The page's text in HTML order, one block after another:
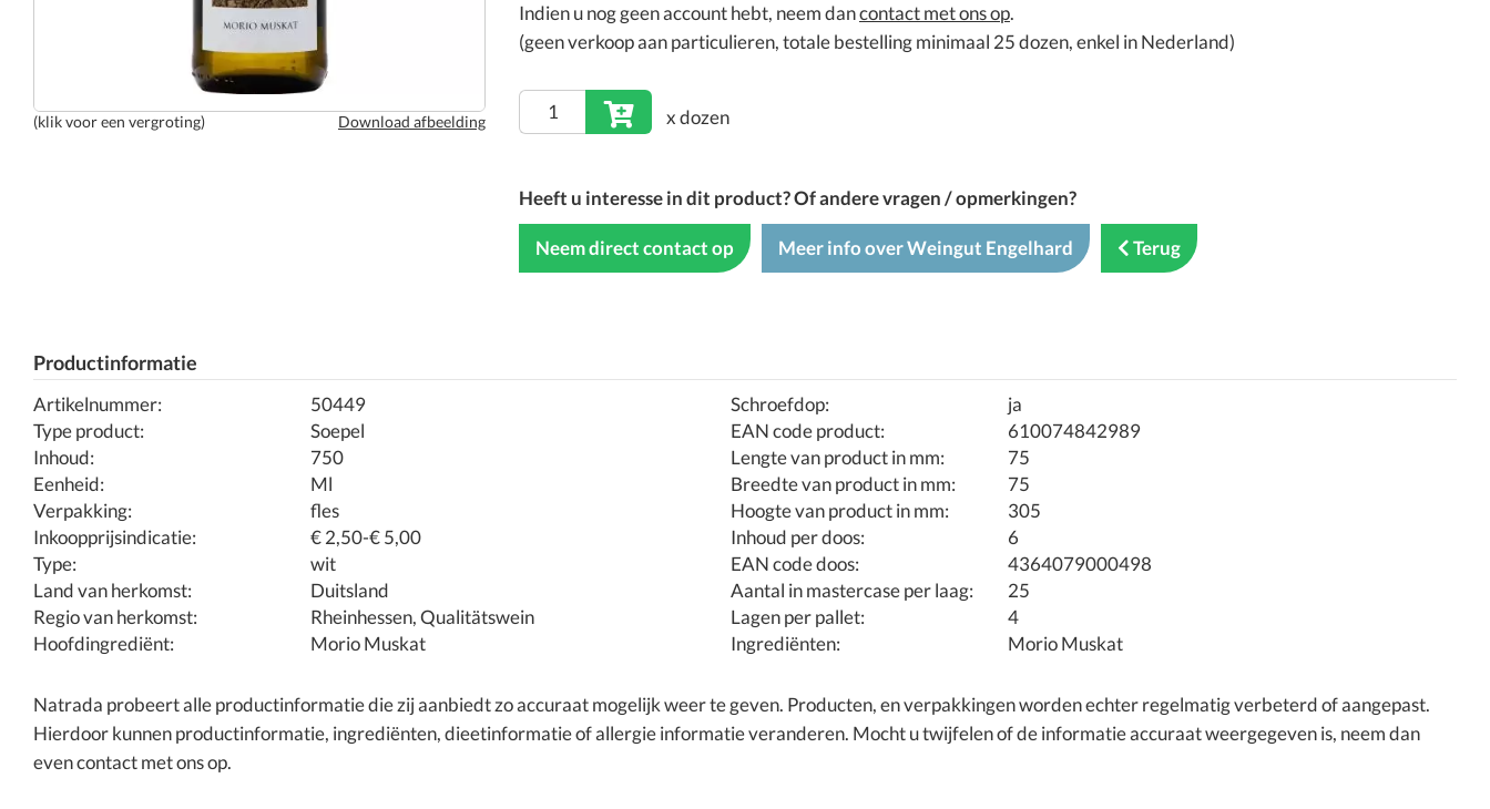
(klik voor een vergroting) Download afbeelding
Indien u nog geen account hebt, neem dancontact met ons op.
(geen verkoop aan particulieren, totale bestelling minimaal 25 dozen, enkel in Nederland)
x dozen
Heeft u interesse in dit product? Of andere vragen / opmerkingen?
Neem direct contact op Meer info over Weingut Engelhard Terug
Productinformatie
Artikelnummer:
50449
Type product:
Soepel
Inhoud:
750
Eenheid:
Ml
Verpakking:
fles
Inkoopprijsindicatie:
€ 2,50-€ 5,00
Type:
wit
Land van herkomst:
Duitsland
Regio van herkomst:
Rheinhessen, Qualitätswein
Hoofdingrediënt:
Morio Muskat
Schroefdop:
ja
EAN code product:
610074842989
Lengte van product in mm:
75
Breedte van product in mm:
75
Hoogte van product in mm:
305
Inhoud per doos:
6
EAN code doos:
4364079000498
Aantal in mastercase per laag:
25
Lagen per pallet:
4
Ingrediënten:
Morio Muskat
Natrada probeert alle productinformatie die zij aanbiedt zo accuraat mogelijk weer te geven. Producten, en verpakkingen worden echter regelmatig verbeterd of aangepast.
Hierdoor kunnen productinformatie, ingrediënten, dieetinformatie of allergie informatie veranderen. Mocht u twijfelen of de informatie accuraat weergegeven is, neem dan
even contact met ons op.